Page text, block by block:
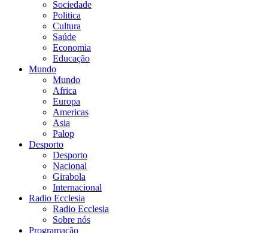
Sociedade
Politica
Cultura
Saúde
Economia
Educação
Mundo
Mundo
Africa
Europa
Americas
Asia
Palop
Desporto
Desporto
Nacional
Girabola
Internacional
Radio Ecclesia
Radio Ecclesia
Sobre nós
Programação